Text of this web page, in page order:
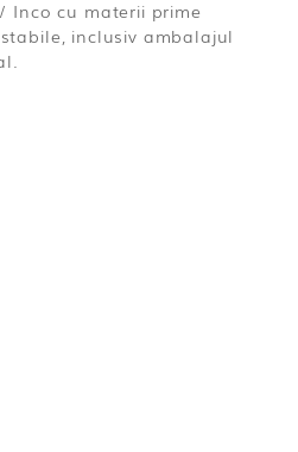
Inco cu materii prime
inclusiv ambalajul